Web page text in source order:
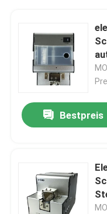
Bestpreis